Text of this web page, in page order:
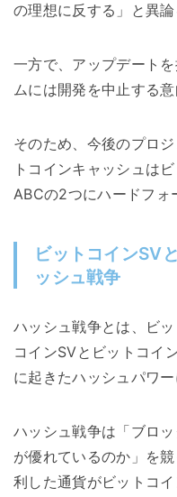
の理想に反する」と異論
一方で、アップデート
ムには開発を中止する
そのため、今後のプロ
トコインキャッシュは
ABCの2つにハードフォ
ビットコインSV
ッシュ戦争
ハッシュ戦争とは、ビ
コインSVとビットコイ
に起きたハッシュパワ
ハッシュ戦争は「ブロ
が優れているのか」を
利した通貨がビットコ